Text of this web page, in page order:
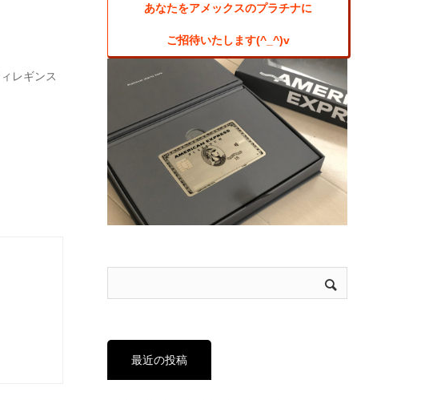
レギンス
あなたをアメックスのプラチナに
ご招待いたします(^_^)v
最近の投稿